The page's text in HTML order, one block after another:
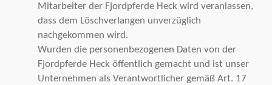
Mitarbeiter der Fjordpferde Heck wird veranlassen,
dass dem Löschverlangen unverzüglich
nachgekommen wird.
Wurden die personenbezogenen Daten von der
Fjordpferde Heck öffentlich gemacht und ist unser
Unternehmen als Verantwortlicher gemäß Art. 17